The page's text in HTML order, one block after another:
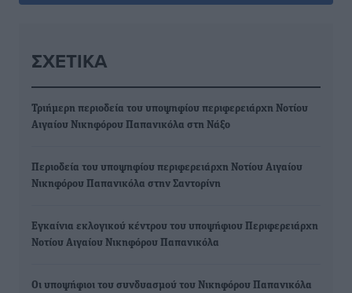
ΣΧΕΤΙΚΆ
Τριήμερη περιοδεία του υποψηφίου περιφερειάρχη Νοτίου
Αιγαίου Νικηφόρου Παπανικόλα στη Νάξο
Περιοδεία του υποψηφίου περιφερειάρχη Νοτίου Αιγαίου
Νικηφόρου Παπανικόλα στην Σαντορίνη
Εγκαίνια εκλογικού κέντρου του υποψήφιου Περιφερειάρχη
Νοτίου Αιγαίου Νικηφόρου Παπανικόλα
Οι υποψήφιοι του συνδυασμού του Νικηφόρου Παπανικόλα